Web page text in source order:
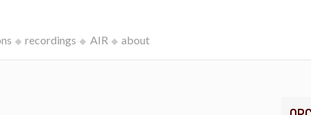
recordings AIR about